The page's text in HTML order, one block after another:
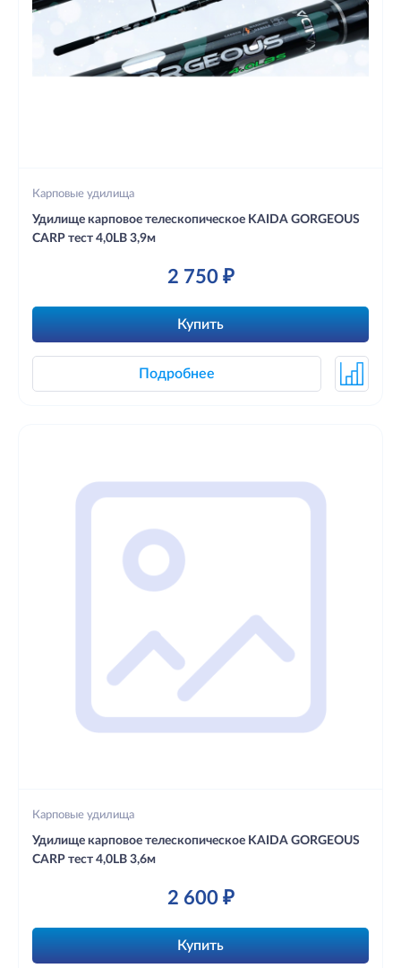
Карповые удилища
Удилище карповое телескопическое KAIDA GORGEOUS
CARP тест 4,0LB 3,9м
2 750 ₽
Купить
Подробнее
Карповые удилища
Удилище карповое телескопическое KAIDA GORGEOUS
CARP тест 4,0LB 3,6м
2 600 ₽
Купить